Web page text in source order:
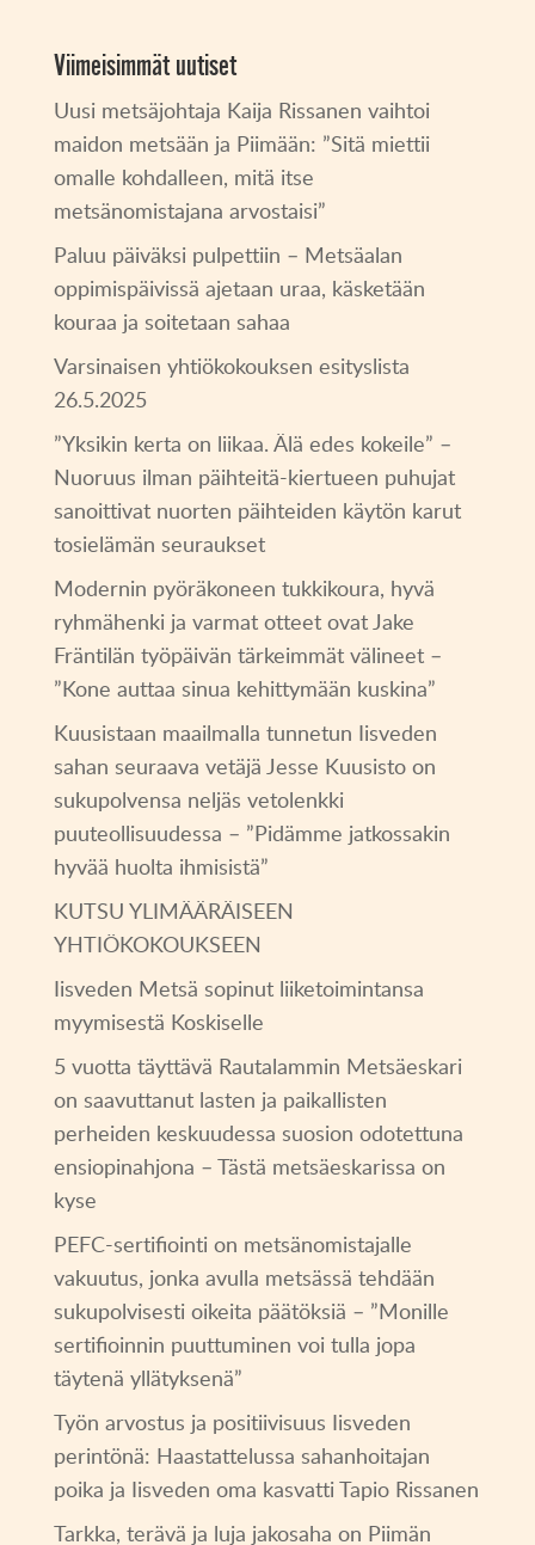
Viimeisimmät uutiset
Uusi metsäjohtaja Kaija Rissanen vaihtoi
maidon metsään ja Piimään: ”Sitä miettii
omalle kohdalleen, mitä itse
metsänomistajana arvostaisi”
Paluu päiväksi pulpettiin – Metsäalan
oppimispäivissä ajetaan uraa, käsketään
kouraa ja soitetaan sahaa
Varsinaisen yhtiökokouksen esityslista
26.5.2025
”Yksikin kerta on liikaa. Älä edes kokeile” –
Nuoruus ilman päihteitä-kiertueen puhujat
sanoittivat nuorten päihteiden käytön karut
tosielämän seuraukset
Modernin pyöräkoneen tukkikoura, hyvä
ryhmähenki ja varmat otteet ovat Jake
Fräntilän työpäivän tärkeimmät välineet –
”Kone auttaa sinua kehittymään kuskina”
Kuusistaan maailmalla tunnetun Iisveden
sahan seuraava vetäjä Jesse Kuusisto on
sukupolvensa neljäs vetolenkki
puuteollisuudessa – ”Pidämme jatkossakin
hyvää huolta ihmisistä”
KUTSU YLIMÄÄRÄISEEN
YHTIÖKOKOUKSEEN
Iisveden Metsä sopinut liiketoimintansa
myymisestä Koskiselle
5 vuotta täyttävä Rautalammin Metsäeskari
on saavuttanut lasten ja paikallisten
perheiden keskuudessa suosion odotettuna
ensiopinahjona – Tästä metsäeskarissa on
kyse
PEFC-sertifiointi on metsänomistajalle
vakuutus, jonka avulla metsässä tehdään
sukupolvisesti oikeita päätöksiä – ”Monille
sertifioinnin puuttuminen voi tulla jopa
täytenä yllätyksenä”
Työn arvostus ja positiivisuus Iisveden
perintönä: Haastattelussa sahanhoitajan
poika ja Iisveden oma kasvatti Tapio Rissanen
Tarkka, terävä ja luja jakosaha on Piimän